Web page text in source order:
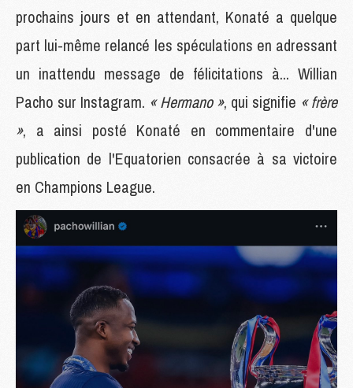
prochains jours et en attendant, Konaté a quelque
part lui-même relancé les spéculations en adressant
un inattendu message de félicitations à... Willian
Pacho sur Instagram. « Hermano », qui signifie « frère
», a ainsi posté Konaté en commentaire d'une
publication de l'Equatorien consacrée à sa victoire
en Champions League.